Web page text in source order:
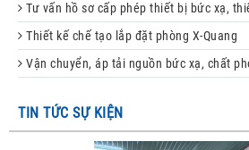
Tư vấn hồ sơ cấp phép thiết bị bức xạ,
Thiết kế chế tạo lắp đặt phòng X-Quang
Vận chuyển, áp tải nguồn bức xạ, chất
TIN TỨC SỰ KIỆN